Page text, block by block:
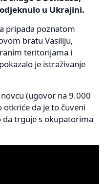
u Ukrajini.
pripada poznatom
bratu Vasiliju,
teritorijama i
je istraživanje
(ugovor na 9.000
otkriće da je to čuveni
da trguje s okupatorima